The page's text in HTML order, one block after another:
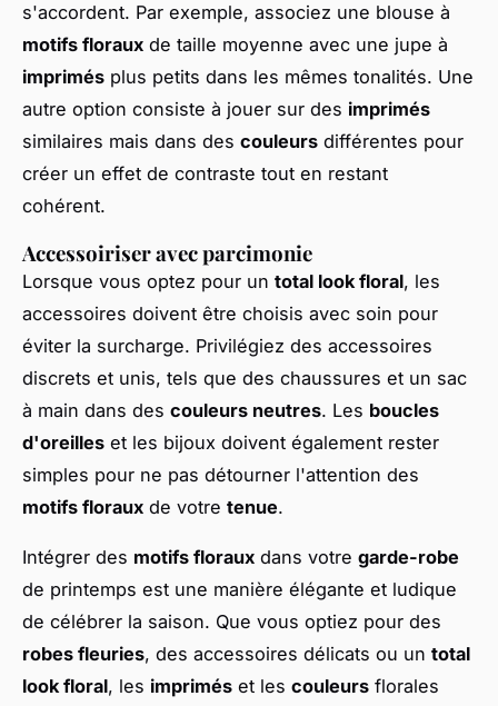
s'accordent. Par exemple, associez une blouse à
motifs floraux de taille moyenne avec une jupe à
imprimés plus petits dans les mêmes tonalités. Une
autre option consiste à jouer sur des imprimés
similaires mais dans des couleurs différentes pour
créer un effet de contraste tout en restant
cohérent.
Accessoiriser avec parcimonie
Lorsque vous optez pour un total look floral, les
accessoires doivent être choisis avec soin pour
éviter la surcharge. Privilégiez des accessoires
discrets et unis, tels que des chaussures et un sac
à main dans des couleurs neutres. Les boucles
d'oreilles et les bijoux doivent également rester
simples pour ne pas détourner l'attention des
motifs floraux de votre tenue.
Intégrer des motifs floraux dans votre garde-robe
de printemps est une manière élégante et ludique
de célébrer la saison. Que vous optiez pour des
robes fleuries, des accessoires délicats ou un total
look floral, les imprimés et les couleurs florales